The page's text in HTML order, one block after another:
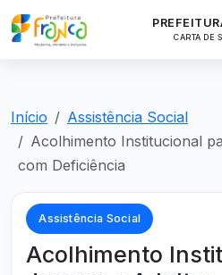
CARTA DE
Início
Assistência Social
Acolhimento Institucional
com Deficiência
Assistência Social
Acolhimento